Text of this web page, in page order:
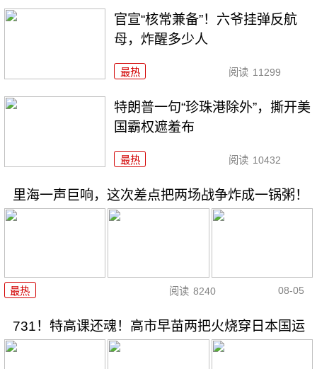
官宣“核常兼备”！六爷挂弹反航
母，炸醒多少人
最热 阅读 11299
特朗普一句“珍珠港除外”，撕开美
国霸权遮羞布
最热 阅读 10432
里海一声巨响，这次差点把两场战争炸成一锅粥！
最热 阅读 8240 08-05
731！特高课还魂！高市早苗两把火烧穿日本国运